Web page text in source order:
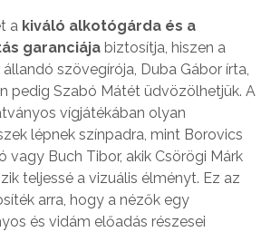
a kiváló alkotógárda és a
garanciája biztosítja, hiszen a
szövegírója, Duba Gábor írta,
pedig Szabó Mátét üdvözölhetjük. A
vígjátékában olyan
lépnek színpadra, mint Borovics
vagy Buch Tibor, akik Csörögi Márk
teljessé a vizuális élményt. Ez az
arra, hogy a nézők egy
és vidám előadás részesei